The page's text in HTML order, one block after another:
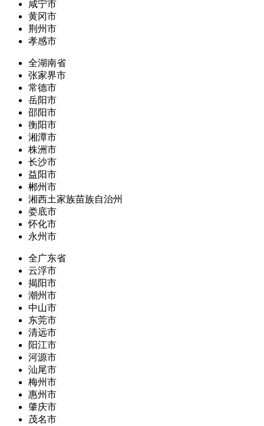
咸宁市
黄冈市
荆州市
孝感市
全湖南省
张家界市
常德市
岳阳市
邵阳市
衡阳市
湘潭市
株洲市
长沙市
益阳市
郴州市
湘西土家族苗族自治州
娄底市
怀化市
永州市
全广东省
云浮市
揭阳市
潮州市
中山市
东莞市
清远市
阳江市
河源市
汕尾市
梅州市
惠州市
肇庆市
茂名市